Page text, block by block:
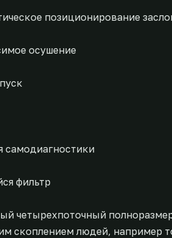
позиционирование
осушение
самодиагностики
фильтр
четырехпоточный
скоплением людей, например